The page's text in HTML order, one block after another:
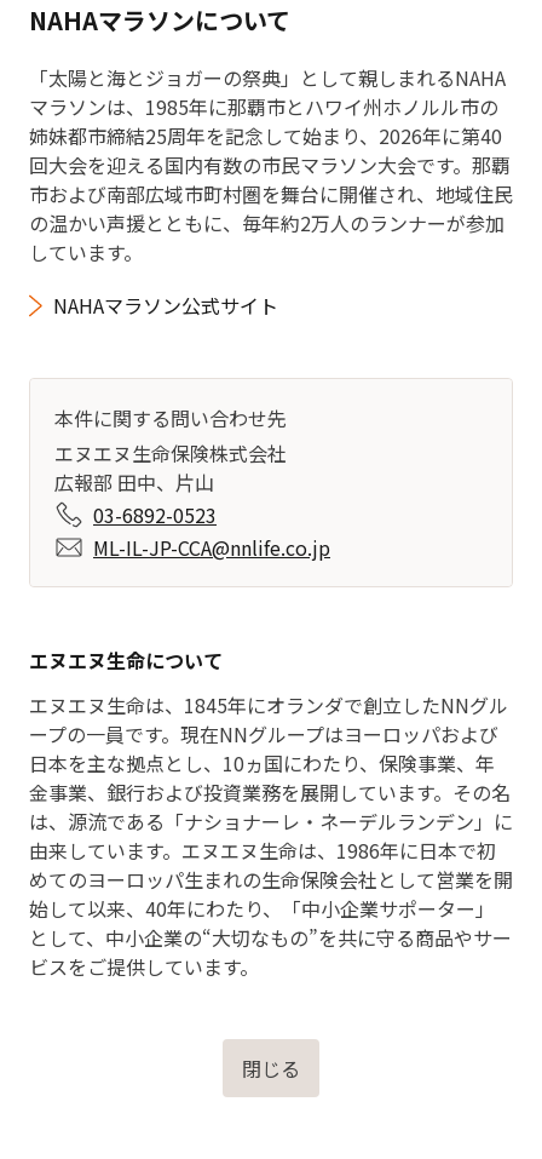
NAHAマラソンについて
「太陽と海とジョガーの祭典」として親しまれるNAHA
マラソンは、1985年に那覇市とハワイ州ホノルル市の
姉妹都市締結25周年を記念して始まり、2026年に第40
回大会を迎える国内有数の市民マラソン大会です。那覇
市および南部広域市町村圏を舞台に開催され、地域住民
の温かい声援とともに、毎年約2万人のランナーが参加
しています。
NAHAマラソン公式サイト
本件に関する問い合わせ先
エヌエヌ生命保険株式会社
広報部 田中、片山
03-6892-0523
ML-IL-JP-CCA@nnlife.co.jp
エヌエヌ生命について
エヌエヌ生命は、1845年にオランダで創立したNNグル
ープの一員です。現在NNグループはヨーロッパおよび
日本を主な拠点とし、10ヵ国にわたり、保険事業、年
金事業、銀行および投資業務を展開しています。その名
は、源流である「ナショナーレ・ネーデルランデン」に
由来しています。エヌエヌ生命は、1986年に日本で初
めてのヨーロッパ生まれの生命保険会社として営業を開
始して以来、40年にわたり、「中小企業サポーター」
として、中小企業の“大切なもの”を共に守る商品やサー
ビスをご提供しています。
閉じる